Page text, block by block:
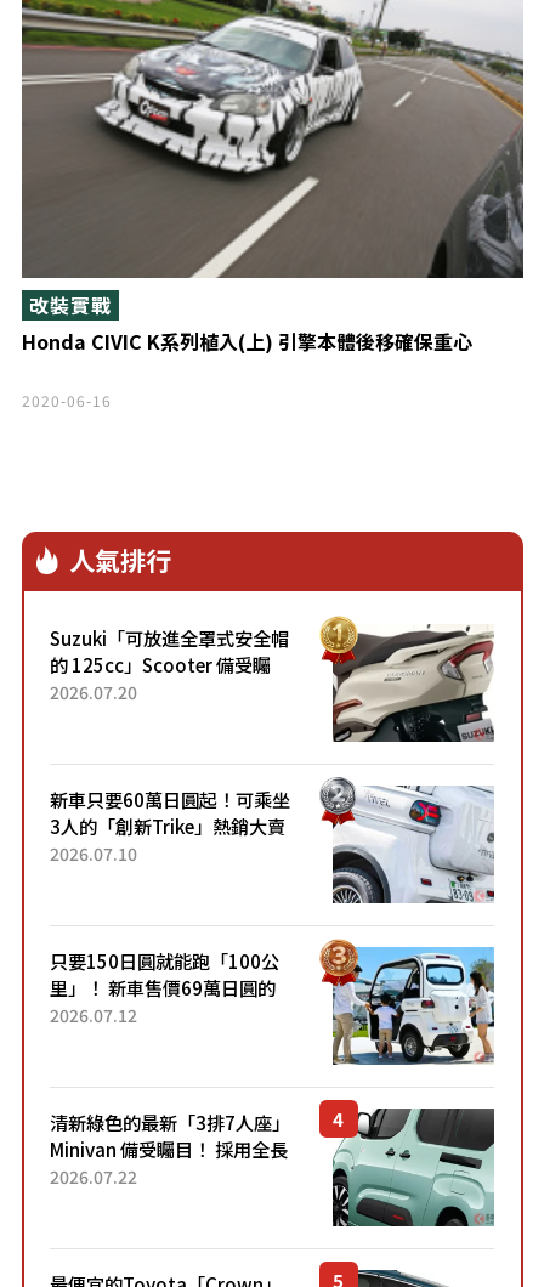
Honda CIVIC K系列植入(上) 引擎本體後移確保重心
改裝實戰
2020-06-16
人氣排行
Suzuki「可放進全罩式安全帽
的 125cc」Scooter 備受矚
目！採用全新流線設計與各項
2026.07.20
新車只要60萬日圓起！可乘坐
3人的「創新Trike」熱銷大賣
成為人氣車款！「養車成本真
2026.07.10
只要150日圓就能跑「100公
里」！ 新車售價69萬日圓的
「3人座」Trike大受歡迎！ 順
2026.07.12
清新綠色的最新「3排7人座」
Minivan 備受矚目！ 採用全長
4.7公尺剛剛好的車身尺寸與
2026.07.22